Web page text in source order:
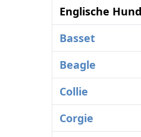
Englische
Basset
Beagle
Collie
Corgie